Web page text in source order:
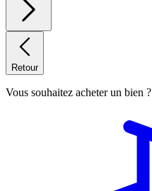
Retour
Vous souhaitez acheter un bien ?